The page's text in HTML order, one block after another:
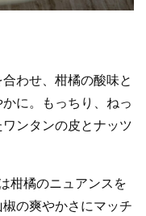
わせ、柑橘の酸味と
に。もっちり、ねっ
ンタンの皮とナッツ
柑橘のニュアンスを
の爽やかさにマッチ